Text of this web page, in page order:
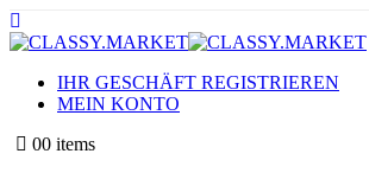
IHR GESCHÄFT REGISTRIEREN
MEIN KONTO
00 items